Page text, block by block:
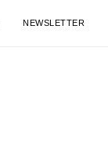
NEWSLETTER